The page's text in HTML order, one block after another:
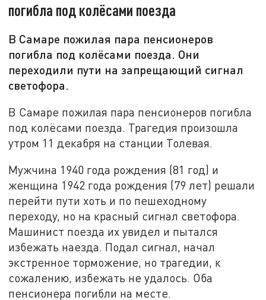
погибла под колёсами поезда
В Самаре пожилая пара пенсионеров
погибла под колёсами поезда. Они
переходили пути на запрещающий сигнал
светофора.
В Самаре пожилая пара пенсионеров погибла
под колёсами поезда. Трагедия произошла
утром 11 декабря на станции Толевая.
Мужчина 1940 года рождения (81 год) и
женщина 1942 года рождения (79 лет) решали
перейти пути хоть и по пешеходному
переходу, но на красный сигнал светофора.
Машинист поезда их увидел и пытался
избежать наезда. Подал сигнал, начал
экстренное торможение, но трагедии, к
сожалению, избежать не удалось. Оба
пенсионера погибли на месте.